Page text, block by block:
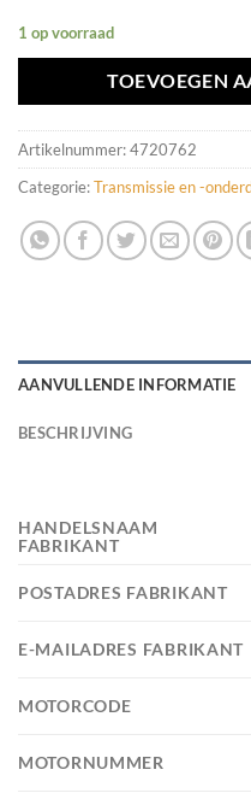
1 op voorraad
TOEVOEGEN
Artikelnummer:4720762
Categorie:Transmissie en -
AANVULLENDE INFORMATIE
BESCHRIJVING
HANDELSNAAM
FABRIKANT
POSTADRES FABRIKANT
E-MAILADRES FABRIKANT
MOTORCODE
MOTORNUMMER